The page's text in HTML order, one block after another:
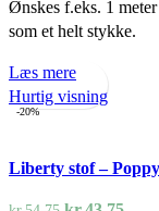
Ønskes f.eks. 1
som et helt stykke.
Læs mere
Hurtig visning
-20%
Liberty stof –